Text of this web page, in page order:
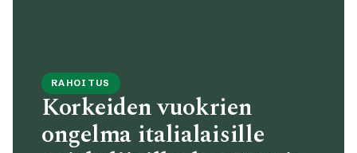
RAHOITUS
Korkeiden vuokrien
ongelma italialaisille